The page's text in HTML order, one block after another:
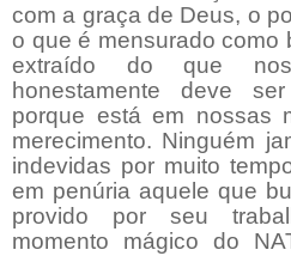
com a graça de Deus, o
o que é mensurado como
extraído do que
honestamente deve
porque está em nossas
merecimento. Ninguém
indevidas por muito
em penúria aquele que
provido por seu
momento mágico do